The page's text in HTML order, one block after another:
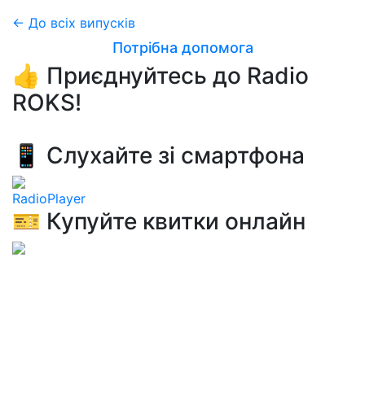
← До всіх випусків
Потрібна допомога
👍 Приєднуйтесь до Radio
ROKS!
📱 Слухайте зі смартфона
RadioPlayer
🎫 Купуйте квитки онлайн